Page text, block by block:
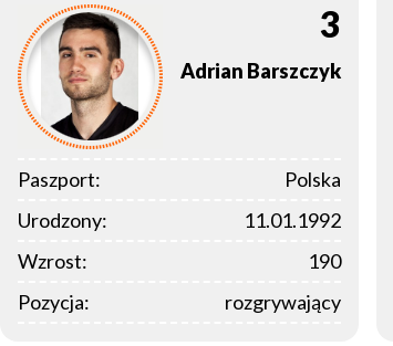
3
Adrian Barszczyk
Paszport:
Polska
Urodzony:
11.01.1992
Wzrost:
190
Pozycja:
rozgrywający